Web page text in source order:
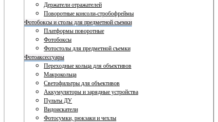
Держатели отражателей
Поворотные консоли-стробофреймы
Фотобоксы и столы для предметной съемки
Платформы поворотные
Фотобоксы
Фотостолы для предметной съемки
Фотоаксессуары
Переходные кольца для объективов
Макрокольца
Светофильтры для объективов
Аккумуляторы и зарядные устройства
Пульты ДУ
Видоискатели
Фотосумки, рюкзаки и чехлы